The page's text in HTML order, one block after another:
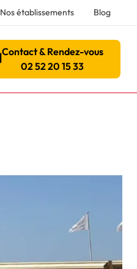
Nos établissements Blog
Contact & Rendez-vous
02 52 20 15 33